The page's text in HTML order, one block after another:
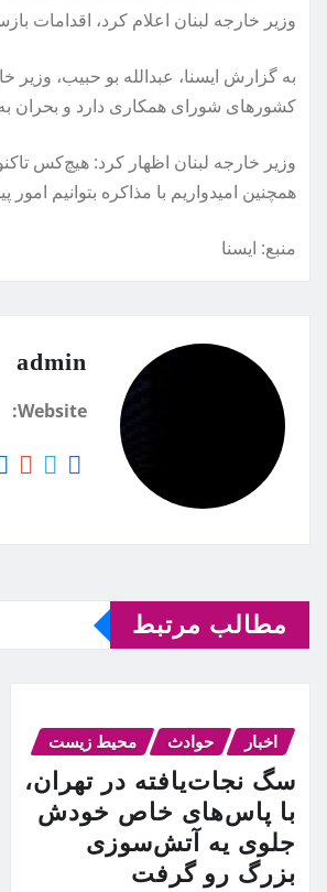
وزیر خارجه لبنان اعلام کرد، اقدامات
به گزارش ایسنا، عبدالله بو حبیب، وزیر
کشورهای شورای همکاری دارد و
وزیر خارجه لبنان اظهار کرد: هیچ‌کس
همچنین امیدواریم با مذاکره بتوانیم امور
منبع: ايسنا
admin
Website:
مطالب مرتبط
اخبار حوادث محیط زیست
سگ نجات‌یافته در تهران،
با پاس‌های خاص خودش
جلوی یه آتش‌سوزی
بزرگ رو گرفت